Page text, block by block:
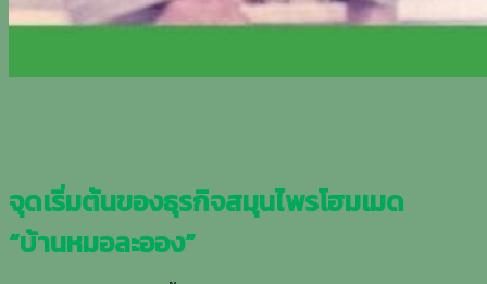
จุดเริ่มต้นของธุรกิจสมุนไพรโฮมเมด
“บ้านหมอละออง”